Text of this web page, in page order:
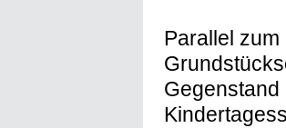
Parallel